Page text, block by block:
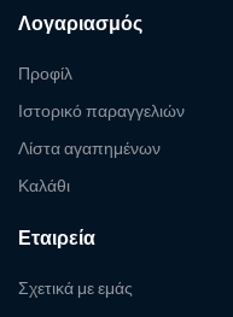
Λογαριασμός
Προφίλ
Ιστορικό παραγγελιών
Λίστα αγαπημένων
Καλάθι
Εταιρεία
Σχετικά με εμάς